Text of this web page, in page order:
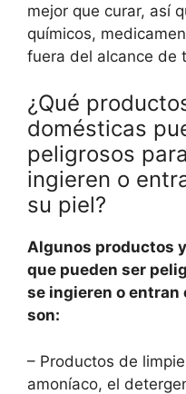
mejor que curar, así
químicos,
fuera del alcance de
¿Qué
domésticas
peligrosos
ingieren o
su piel?
Algunos productos
que pueden ser
se ingieren o entran
son:
– Productos de
amoníaco, el